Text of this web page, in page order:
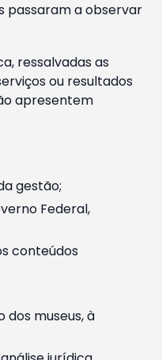
passaram a observar
ressalvadas as
ou resultados
apresentem
gestão;
Federal,
conteúdos
museus, à